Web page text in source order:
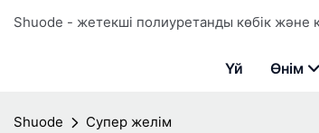
Shuode - жетекші полиуретанды көбік және
Үй Өнім
Shuode Супер желім